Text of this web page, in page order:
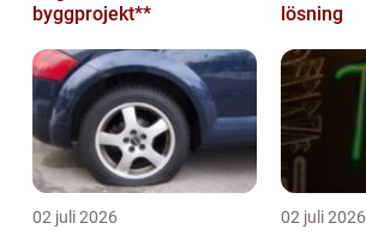
byggprojekt**
lösning
02 juli 2026 02 juli 2026